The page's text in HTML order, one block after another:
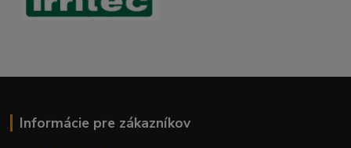
Informácie pre zákazníkov